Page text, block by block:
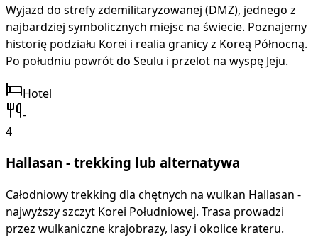
Wyjazd do strefy zdemilitaryzowanej (DMZ), jednego z
najbardziej symbolicznych miejsc na świecie. Poznajemy
historię podziału Korei i realia granicy z Koreą Północną.
Po południu powrót do Seulu i przelot na wyspę Jeju.
Hotel
-
4
Hallasan - trekking lub alternatywa
Całodniowy trekking dla chętnych na wulkan Hallasan -
najwyższy szczyt Korei Południowej. Trasa prowadzi
przez wulkaniczne krajobrazy, lasy i okolice krateru.